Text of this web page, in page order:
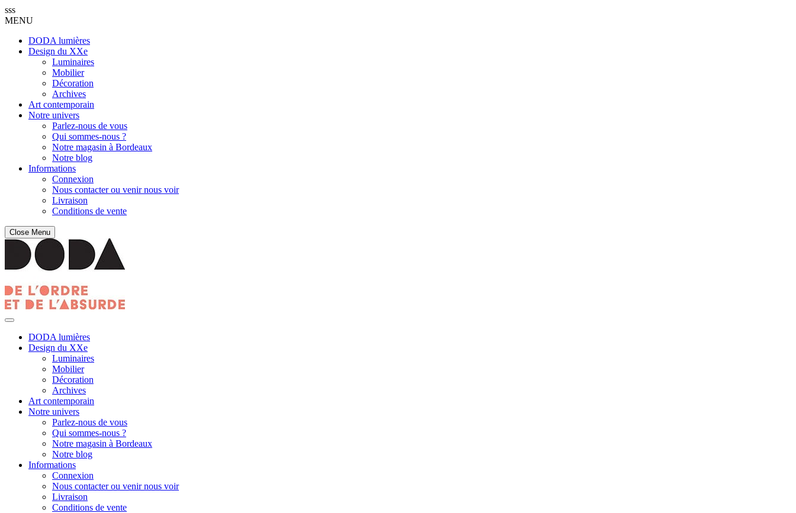
sss
MENU
DODA lumières
Design du XXe
Luminaires
Mobilier
Décoration
Archives
Art contemporain
Notre univers
Parlez-nous de vous
Qui sommes-nous ?
Notre magasin à Bordeaux
Notre blog
Informations
Connexion
Nous contacter ou venir nous voir
Livraison
Conditions de vente
Close Menu
DODA lumières
Design du XXe
Luminaires
Mobilier
Décoration
Archives
Art contemporain
Notre univers
Parlez-nous de vous
Qui sommes-nous ?
Notre magasin à Bordeaux
Notre blog
Informations
Connexion
Nous contacter ou venir nous voir
Livraison
Conditions de vente